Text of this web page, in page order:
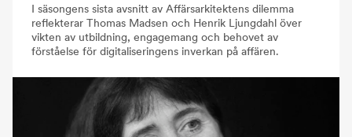
I säsongens sista avsnitt av Affärsarkitektens dilemma
reflekterar Thomas Madsen och Henrik Ljungdahl över
vikten av utbildning, engagemang och behovet av
förståelse för digitaliseringens inverkan på affären.